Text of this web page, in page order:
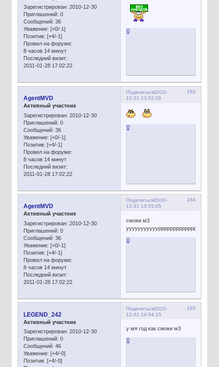
Зарегистрирован: 2010-12-30
Приглашений: 0
Сообщений: 36
Уважение: [+0/-1]
Позитив: [+4/-1]
Провел на форуме:
8 часов 14 минут
Последний визит:
2011-01-28 17:02:22
0
Поделиться 163
2010-
12-31 13:52:26
AgentMVD
Активный участник
Зарегистрирован: 2010-12-30
Приглашений: 0
Сообщений: 36
Уважение: [+0/-1]
Позитив: [+4/-1]
Провел на форуме:
8 часов 14 минут
Последний визит:
2011-01-28 17:02:22
0
Поделиться 164
2010-
12-31 13:55:05
AgentMVD
Активный участник
Зарегистрирован: 2010-12-30
Приглашений: 0
Сообщений: 36
Уважение: [+0/-1]
Позитив: [+4/-1]
Провел на форуме:
8 часов 14 минут
Последний визит:
2011-01-28 17:02:22
смоки м3
0
Поделиться 165
2010-
12-31 14:04:15
LEGEND_242
Активный участник
Зарегистрирован: 2010-12-30
Приглашений: 0
Сообщений: 46
Уважение: [+4/-0]
Позитив: [+4/-0]
у мя год как смоки м3
0